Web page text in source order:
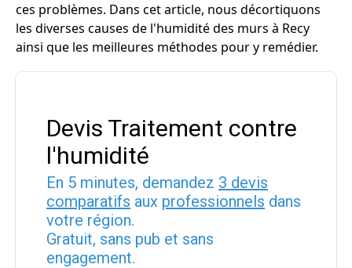
ces problèmes. Dans cet article, nous décortiquons
les diverses causes de l'humidité des murs à Recy
ainsi que les meilleures méthodes pour y remédier.
Devis Traitement contre
l'humidité
En 5 minutes, demandez 3 devis
comparatifs aux professionnels dans
votre région.
Gratuit, sans pub et sans
engagement.